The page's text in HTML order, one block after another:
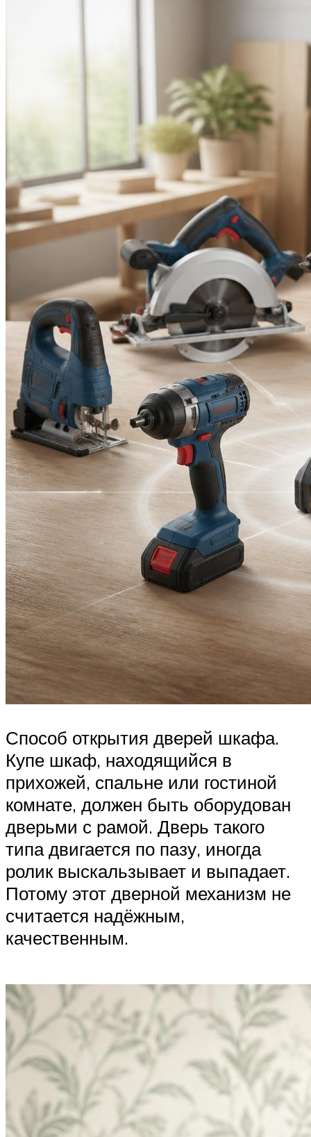
Способ открытия дверей шкафа.
Купе шкаф, находящийся в
прихожей, спальне или гостиной
комнате, должен быть оборудован
дверьми с рамой. Дверь такого
типа двигается по пазу, иногда
ролик выскальзывает и выпадает.
Потому этот дверной механизм не
считается надёжным,
качественным.